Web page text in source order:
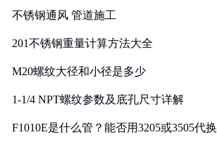
不锈钢通风 管道施工
201不锈钢重量计算方法大全
M20螺纹大径和小径是多少
1-1/4 NPT螺纹参数及底孔尺寸详解
F1010E是什么管？能否用3205或3505代换